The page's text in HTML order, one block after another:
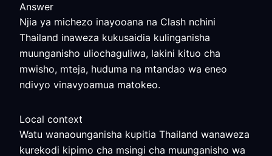
Answer
Njia ya michezo inayooana na Clash nchini
Thailand inaweza kukusaidia kulinganisha
muunganisho uliochaguliwa, lakini kituo cha
mwisho, mteja, huduma na mtandao wa eneo
ndivyo vinavyoamua matokeo.
Local context
Watu wanaounganisha kupitia Thailand wanaweza
kurekodi kipimo cha msingi cha muunganisho wa